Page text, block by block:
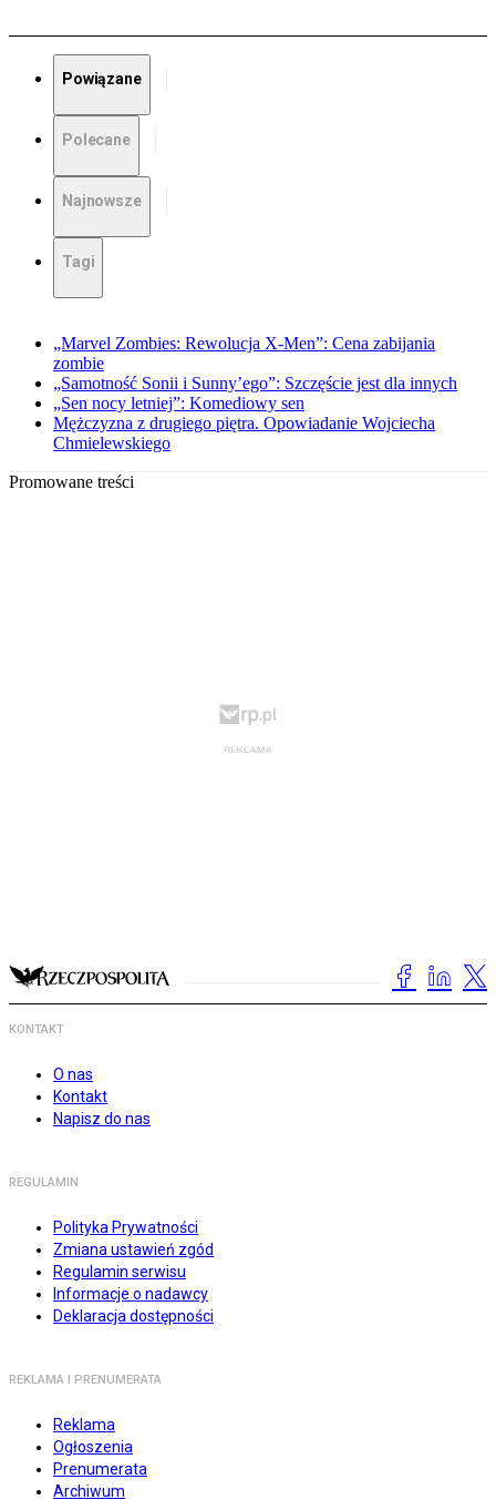
Powiązane
Polecane
Najnowsze
Tagi
„Marvel Zombies: Rewolucja X-Men”: Cena zabijania
zombie
„Samotność Sonii i Sunny’ego”: Szczęście jest dla innych
„Sen nocy letniej”: Komediowy sen
Mężczyzna z drugiego piętra. Opowiadanie Wojciecha
Chmielewskiego
Promowane treści
KONTAKT
O nas
Kontakt
Napisz do nas
REGULAMIN
Polityka Prywatności
Zmiana ustawień zgód
Regulamin serwisu
Informacje o nadawcy
Deklaracja dostępności
REKLAMA I PRENUMERATA
Reklama
Ogłoszenia
Prenumerata
Archiwum